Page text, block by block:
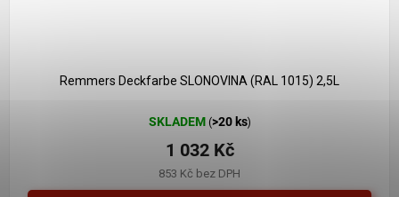
Remmers Deckfarbe SLONOVINA (RAL 1015) 2,5L
SKLADEM (>20 ks)
853 Kč bez DPH
1 032 Kč